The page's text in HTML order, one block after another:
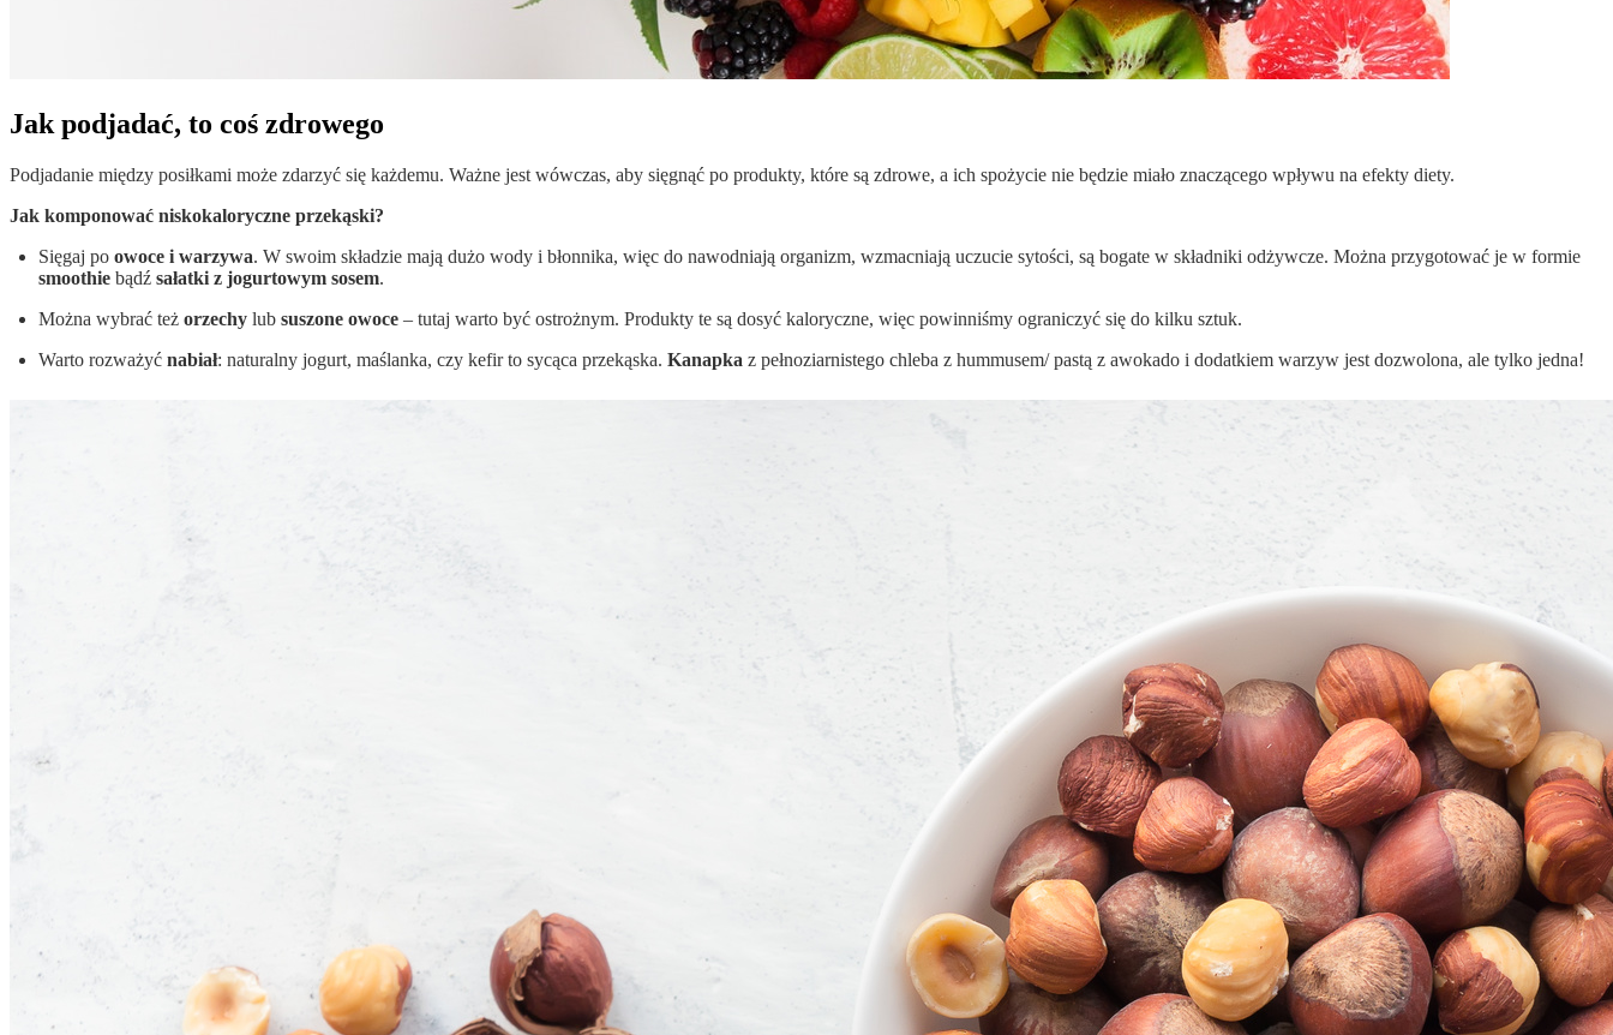
Jak podjadać, to coś zdrowego
Podjadanie między posiłkami może zdarzyć się każdemu. Ważne jest wówczas, aby sięgnąć po produkty, które są zdrowe, a ich spożycie nie będzie miało znaczącego wpływu na efekty diety.
Jak komponować niskokaloryczne przekąski?
Sięgaj po owoce i warzywa. W swoim składzie mają dużo wody i błonnika, więc do nawodniają organizm, wzmacniają uczucie sytości, są bogate w składniki odżywcze. Można przygotować je w formie
smoothie bądź sałatki z jogurtowym sosem.
Można wybrać też orzechy lub suszone owoce – tutaj warto być ostrożnym. Produkty te są dosyć kaloryczne, więc powinniśmy ograniczyć się do kilku sztuk.
Warto rozważyć nabiał: naturalny jogurt, maślanka, czy kefir to sycąca przekąska. Kanapka z pełnoziarnistego chleba z hummusem/ pastą z awokado i dodatkiem warzyw jest dozwolona, ale tylko jedna!